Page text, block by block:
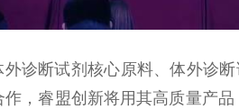
诊断试剂核心原料、体外诊
，睿盟创新将用其高质量产